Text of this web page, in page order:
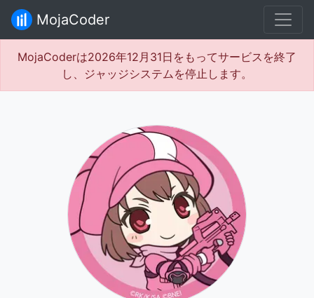
MojaCoder
MojaCoderは2026年12月31日をもってサービスを終了
し、ジャッジシステムを停止します。